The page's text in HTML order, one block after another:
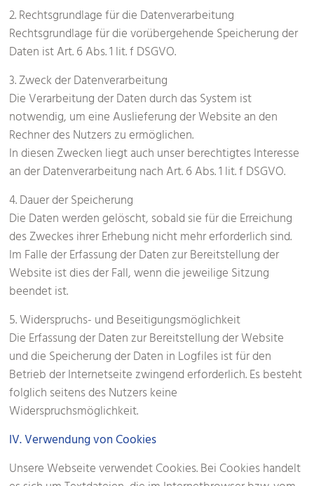
2. Rechtsgrundlage für die Datenverarbeitung
Rechtsgrundlage für die vorübergehende Speicherung der
Daten ist Art. 6 Abs. 1 lit. f DSGVO.
3. Zweck der Datenverarbeitung
Die Verarbeitung der Daten durch das System ist
notwendig, um eine Auslieferung der Website an den
Rechner des Nutzers zu ermöglichen.
In diesen Zwecken liegt auch unser berechtigtes Interesse
an der Datenverarbeitung nach Art. 6 Abs. 1 lit. f DSGVO.
4. Dauer der Speicherung
Die Daten werden gelöscht, sobald sie für die Erreichung
des Zweckes ihrer Erhebung nicht mehr erforderlich sind.
Im Falle der Erfassung der Daten zur Bereitstellung der
Website ist dies der Fall, wenn die jeweilige Sitzung
beendet ist.
5. Widerspruchs- und Beseitigungsmöglichkeit
Die Erfassung der Daten zur Bereitstellung der Website
und die Speicherung der Daten in Logfiles ist für den
Betrieb der Internetseite zwingend erforderlich. Es besteht
folglich seitens des Nutzers keine
Widerspruchsmöglichkeit.
IV. Verwendung von Cookies
Unsere Webseite verwendet Cookies. Bei Cookies handelt